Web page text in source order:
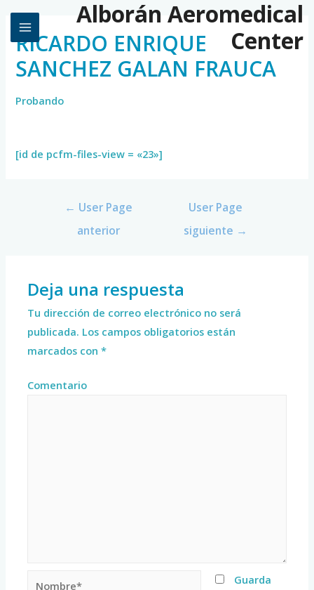
Alborán Aeromedical
Center
RICARDO ENRIQUE
SANCHEZ GALAN FRAUCA
Probando
[id de pcfm-files-view = «23»]
← User Page
anterior
User Page
siguiente →
Deja una respuesta
Tu dirección de correo electrónico no será
publicada. Los campos obligatorios están
marcados con*
Comentario
Guarda